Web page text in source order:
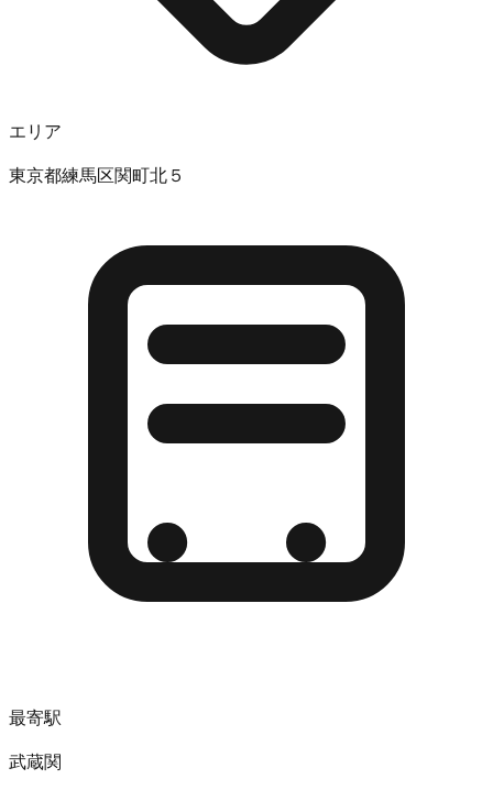
エリア
東京都練馬区関町北５
最寄駅
武蔵関